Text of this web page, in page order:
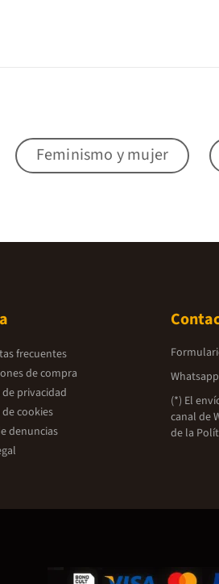
Feminismo y mujer
frecuentes
de compra
privacidad
cookies
denuncias
Whatsapp
(*) El
canal de
de la